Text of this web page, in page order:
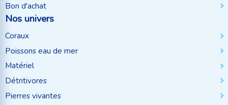
Bon d'achat
Nos univers
Coraux
Poissons eau de mer
Matériel
Détritivores
Pierres vivantes